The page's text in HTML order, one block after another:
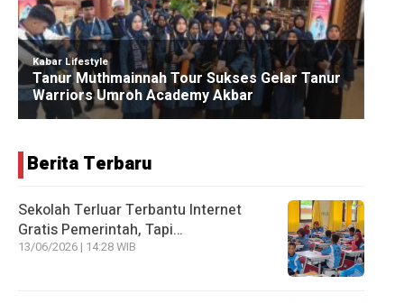
Berita Terbaru
Sekolah Terluar Terbantu Internet
Gratis Pemerintah, Tapi…
13/06/2026 | 14:28 WIB